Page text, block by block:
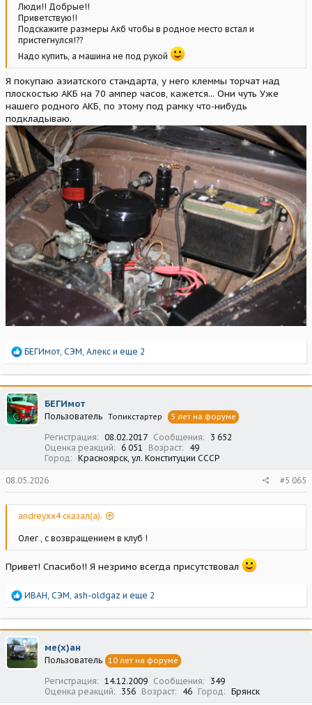
Люди!! Добрые!!
Приветствую!!
Подскажите размеры Акб чтобы в родное место встал и
пристегнулся!??
Надо купить, а машина не под рукой
Я покупаю азиатского стандарта, у него клеммы торчат над
плоскостью АКБ на 70 ампер часов, кажется... Они чуть Уже
нашего родного АКБ, по этому под рамку что-нибудь
подкладываю.
Р
а
к
ц
и
и
БЕГИмот СЭМ Алекс и еще 2
БЕГИмот
Пользователь Топикстартер 5 лет на форуме
Регистрация 08.02.2017 Сообщения
3 652
Оценка реакций
6 051 Возраст
49
Город
Красноярск, ул. Конституции СССР
08.05.2026 #5 065
andreyxx4 сказал(а):
Олег , с возвращением в клуб !
Привет! Спасибо!! Я незримо всегда присутствовал
Р
а
к
ц
и
и
ИВАН, СЭМ, ash-oldgaz и еще 2
ме(х)ан
Пользователь 10 лет на форуме
Регистрация 14.12.2009 Сообщения
349
Оценка реакций
356 Возраст 46 Город Брянск